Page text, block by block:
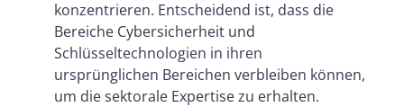
konzentrieren. Entscheidend ist, dass die
Bereiche Cybersicherheit und
Schlüsseltechnologien in ihren
ursprünglichen Bereichen verbleiben können,
um die sektorale Expertise zu erhalten.